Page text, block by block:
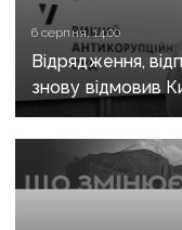
6 серпня, 14:00
Відрядження,
знову відмовив